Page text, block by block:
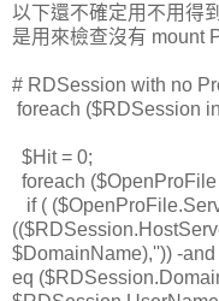
以下還不確定用不用得到
是用來檢查沒有 mount
# RDSession with no
foreach ($RDSession
$Hit = 0;
foreach
if (
$DomainName),'')) -
eq